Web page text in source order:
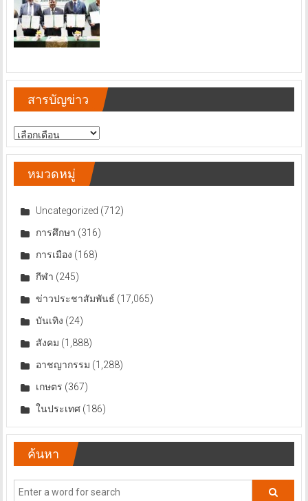
สารบัญข่าว
สารบัญ
ข่าว
หมวดหมู่
Uncategorized (712)
การศึกษา (316)
การเมือง (168)
กีฬา (245)
ข่าวประชาสัมพันธ์ (17,065)
บันเทิง (24)
สังคม (1,888)
อาชญากรรม (1,288)
เกษตร (367)
ในประเทศ(186)
ค้นหา